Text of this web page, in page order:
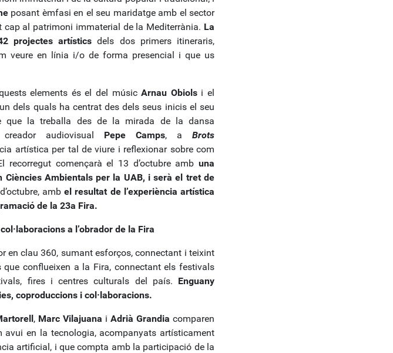
posant èmfasi en el seu maridatge amb el sector
al patrimoni immaterial de la Mediterrània. La
projectes artísticsdels dos primers itineraris,
veure en línia i/o de forma presencial i que us
elements és el del músicArnau Obiolsi el
dels quals ha centrat des dels seus inicis el seu
que la treballa des de la mirada de la dansa
creador audiovisual Pepe Camps, a Brots
artística per tal de viure i reflexionar sobre com
recorregut començarà el 13 d’octubre amb una
Ciències Ambientals per la UAB, i serà el tret de
ambel resultat de l’experiència artística
de la 23a Fira.
a l’obrador de la Fira
en clau 360, sumant esforços, connectant i teixint
conflueixen a la Fira, connectant els festivals
fires i centres culturals del país. Enguany
coproduccions i col·laboracions.
, Marc Vilajuana i Adrià Grandia comparen
en la tecnologia, acompanyats artísticament
artificial, i que compta amb la participació de la